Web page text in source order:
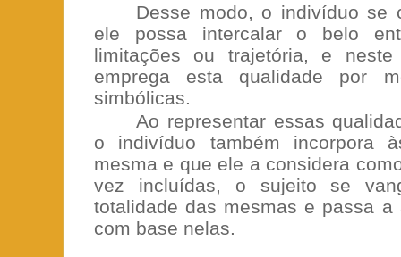
Desse modo, o indivíduo se
ele possa intercalar o belo
limitações ou trajetória, e
emprega esta qualidade por
simbólicas.
Ao representar essas
o indivíduo também incorpora
mesma e que ele a considera
vez incluídas, o sujeito se
totalidade das mesmas e passa a
com base nelas.